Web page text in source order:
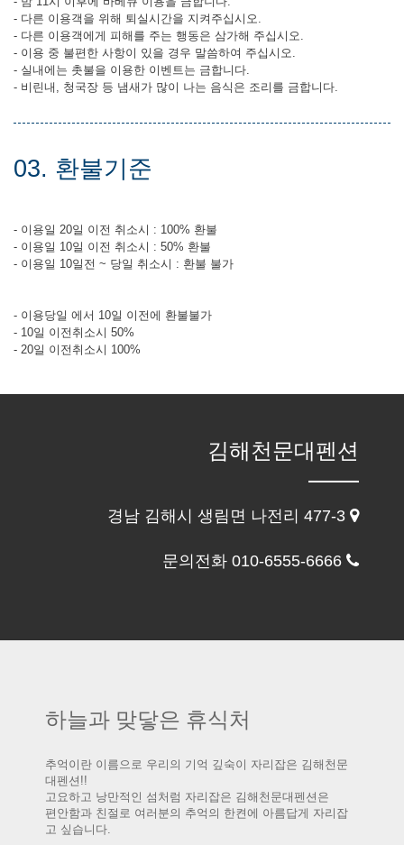
- 다른 이용객을 위해 퇴실시간을 지켜주십시오.
- 다른 이용객에게 피해를 주는 행동은 삼가해 주십시오.
- 이용 중 불편한 사항이 있을 경우 말씀하여 주십시오.
- 실내에는 촛불을 이용한 이벤트는 금합니다.
- 비린내, 청국장 등 냄새가 많이 나는 음식은 조리를 금합니다.
03. 환불기준
- 이용일 20일 이전 취소시 : 100% 환불
- 이용일 10일 이전 취소시 : 50% 환불
- 이용일 10일전 ~ 당일 취소시 : 환불 불가
- 이용당일 에서 10일 이전에 환불불가
- 10일 이전취소시 50%
- 20일 이전취소시 100%
김해천문대펜션
경남 김해시 생림면 나전리 477-3
문의전화 010-6555-6666
하늘과 맞닿은 휴식처
추억이란 이름으로 우리의 기억 깊숙이 자리잡은 김해천문
대펜션!!
고요하고 낭만적인 섬처럼 자리잡은 김해천문대펜션은
편안함과 친절로 여러분의 추억의 한켠에 아름답게 자리잡
고 싶습니다.